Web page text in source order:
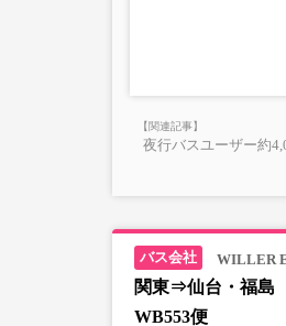
夜行バスユーザー約
WILLER
関東⇒仙台・福島
WB553便